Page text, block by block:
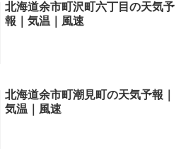
北海道余市町沢町六丁目の天気予
報｜気温｜風速
北海道余市町潮見町の天気予報｜
気温｜風速